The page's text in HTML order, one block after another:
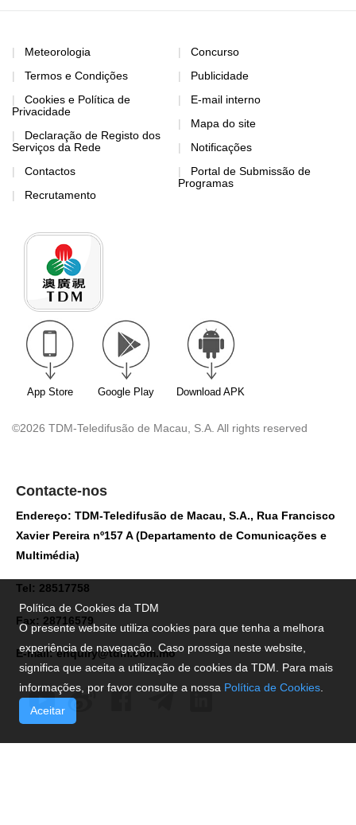
Meteorologia
Termos e Condições
Cookies e Política de
Privacidade
Declaração de Registo dos
Serviços da Rede
Contactos
Recrutamento
Concurso
Publicidade
E-mail interno
Mapa do site
Notificações
Portal de Submissão de
Programas
App Store Google Play Download APK
©2026 TDM-Teledifusão de Macau, S.A. All rights reserved
Contacte-nos
Endereço: TDM-Teledifusão de Macau, S.A., Rua Francisco
Xavier Pereira nº157 A (Departamento de Comunicações e
Multimédia)
Tel: 28517758
Fax: 28716579
E-mail:enquiry@tdm.com.mo
Política de Cookies da TDM
O presente website utiliza cookies para que tenha a melhora
experiência de navegação. Caso prossiga neste website,
significa que aceita a utilização de cookies da TDM. Para mais
informações, por favor consulte a nossa Política de Cookies
Aceitar